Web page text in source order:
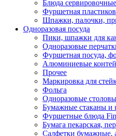
Блюда сервировочные
Фуршетная
Шпажки, палочки,
Одноразовая посуда
Пики, шпажки для
Одноразовые
Фуршетная посуда,
Алюминиевые
Прочее
Маркировка для
Фольга
Одноразовые
Бумажные стаканы и
Фуршетные блюда
Бумага пекарская,
Салфетки бумажные,